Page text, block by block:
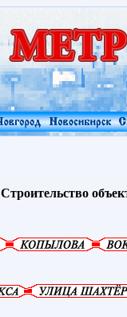
Строительство